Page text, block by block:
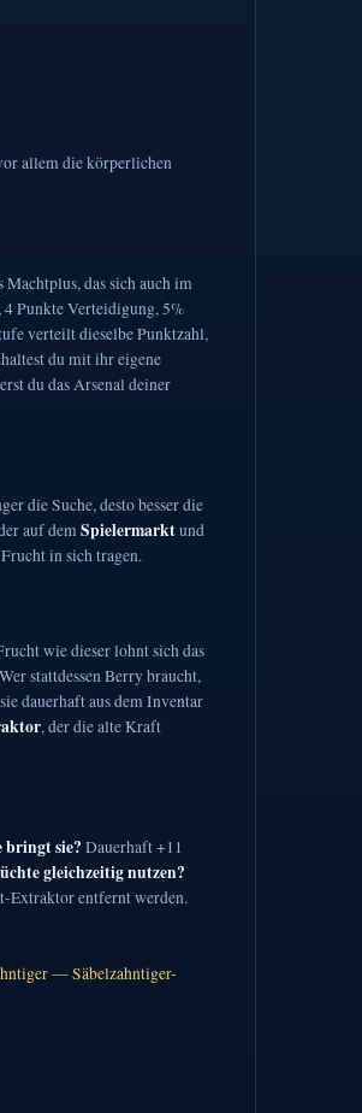
allem die körperlichen
das sich auch im
Punkte Verteidigung, 5%
verteilt dieselbe Punktzahl,
du mit ihr eigene
du das Arsenal deiner
die Suche, desto besser die
auf dem Spielermarktund
in sich tragen.
wie dieser lohnt sich das
stattdessen Berry braucht,
dauerhaft aus dem Inventar
, der die alte Kraft
bringt sie? Dauerhaft +11
gleichzeitig nutzen?
Extraktor entfernt werden.
— Säbelzahntiger-